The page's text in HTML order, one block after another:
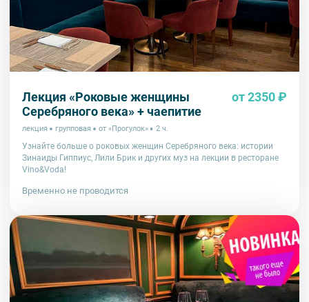
Лекция «Роковые женщины
Серебряного века» + чаепитие
от 2350 ₽
лекция групповая от «Прогулок» 2 ч.
Узнайте больше о роковых женщин Серебряного века: истории
Зинаиды Гиппиус, Лили Брик и других муз на лекции в ресторане
Vino&Voda!
Временно не проводится